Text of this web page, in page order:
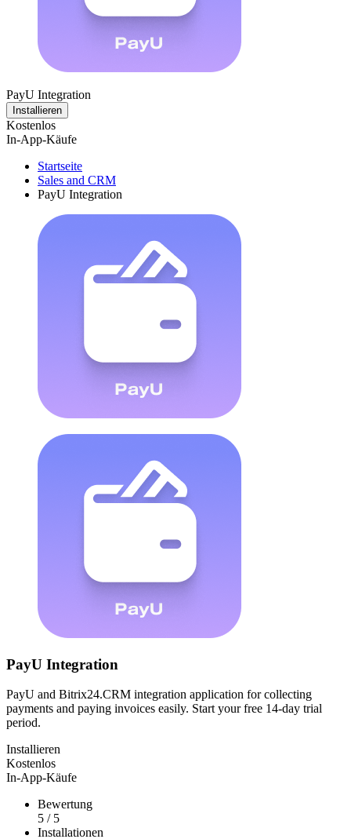
PayU Integration
Installieren
Kostenlos
In-App-Käufe
Startseite
Sales and CRM
PayU Integration
PayU Integration
PayU and Bitrix24.CRM integration application for collecting
payments and paying invoices easily. Start your free 14-day trial
period.
Installieren
Kostenlos
In-App-Käufe
Bewertung
5 / 5
Installationen